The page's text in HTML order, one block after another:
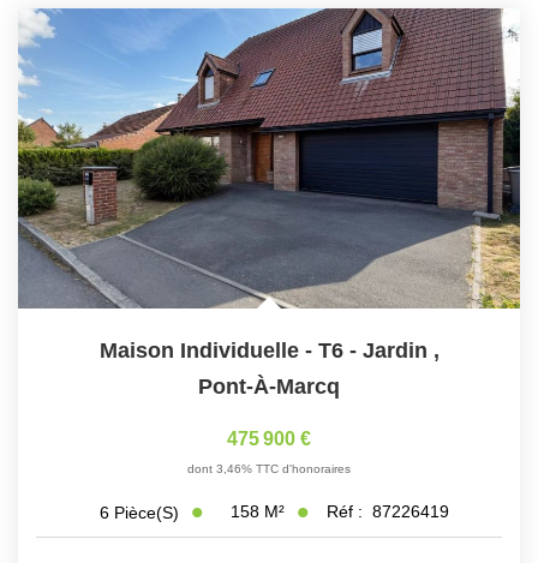
Maison Individuelle - T6 - Jardin ,
Pont-À-Marcq
475 900 €
dont 3,46% TTC d'honoraires
6 Pièce(s) 158 M² Réf : 87226419